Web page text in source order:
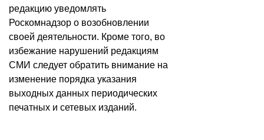
редакцию уведомлять
Роскомнадзор о возобновлении
своей деятельности. Кроме того, во
избежание нарушений редакциям
СМИ следует обратить внимание на
изменение порядка указания
выходных данных периодических
печатных и сетевых изданий.